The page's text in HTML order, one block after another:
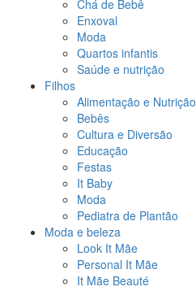
Chá de Bebê
Enxoval
Moda
Quartos infantis
Saúde e nutrição
Filhos
Alimentação e Nutrição
Bebês
Cultura e Diversão
Educação
Festas
It Baby
Moda
Pediatra de Plantão
Moda e beleza
Look It Mãe
Personal It Mãe
It Mãe Beauté